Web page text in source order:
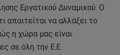
Εργατικού Δυναμικού. Ο
απαιτείται να αλλάξει το
η χώρα μας είναι
σε όλη την Ε.Ε.